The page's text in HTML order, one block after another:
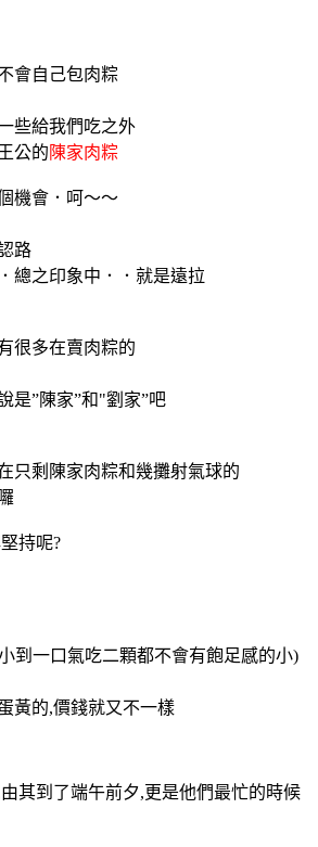
會自己包肉粽
些給我們吃之外
公的 陳家肉粽
機會．呵～～
路
總之印象中．．就是遠拉
很多在賣肉粽的
是”陳家”和"劉家”吧
只剩陳家肉粽和幾攤射氣球的
持呢?
到一口氣吃二顆都不會有飽足感的小)
黃的,價錢就又不一樣
其到了端午前夕,更是他們最忙的時候